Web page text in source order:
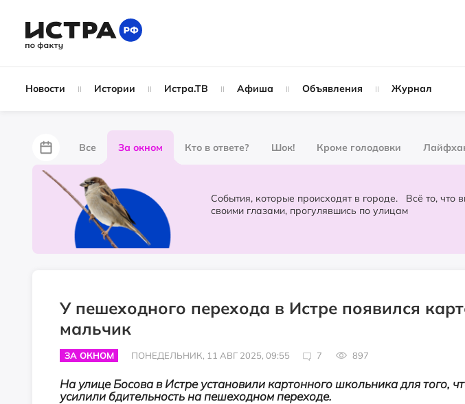
Новости Истории Истра.ТВ Афиша Объявления Журнал
Все За окном Кто в ответе? Шок! Кроме голодовки
За забором
Партнёрский материал Народные новости Слухи
События, которые происходят в городе. Всё то, что вы можете увидеть
своими глазами, прогулявшись по улицам
У пешеходного перехода в Истре появился
мальчик
ЗА ОКНОМ ПОНЕДЕЛЬНИК, 11 АВГ 2025, 09:55 7 897
На улице Босова в Истре установили картонного школьника для того,
усилили бдительность на пешеходном переходе.